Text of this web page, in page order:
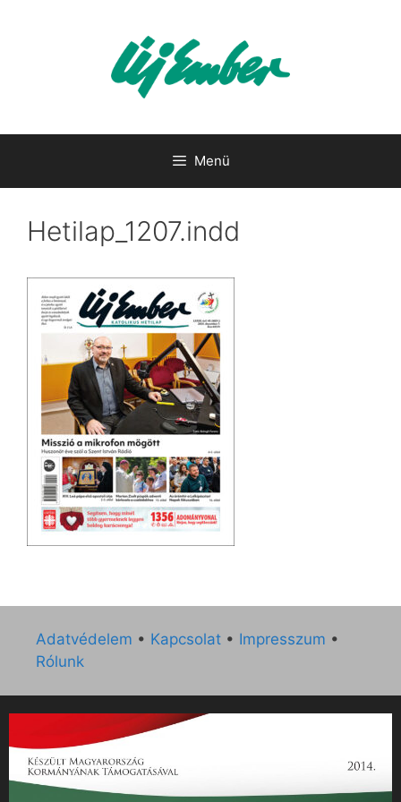
Menü
Hetilap_1207.indd
Adatvédelem • Kapcsolat • Impresszum •
Rólunk